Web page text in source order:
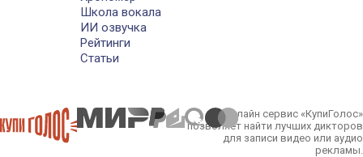
Школа вокала
ИИ озвучка
Рейтинги
Статьи
Онлайн сервис «КупиГолос»
позволяет найти лучших дикторов
для записи видео или аудио
рекламы.